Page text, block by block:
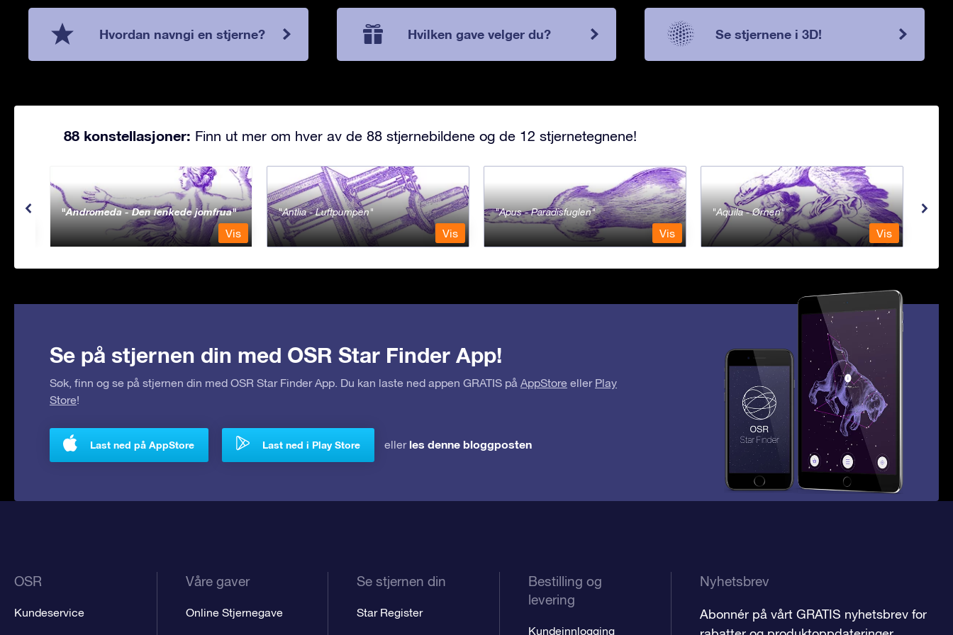
Hvordan navngi en stjerne? Hvilken gave velger du? Se stjernene i 3D!
88 konstellasjoner: Finn ut mer om hver av de 88 stjernebildene og de 12 stjernetegnene!
Andromeda - Den lenkede jomfrua
Vis
Antlia - Luftpumpen
Vis
Apus - Paradisfuglen
Vis
Aquila - Ørnen
Vis
Se på stjernen din med OSR Star Finder App!
Søk, finn og se på stjernen din med OSR Star Finder App. Du kan laste ned appen GRATIS på AppStore eller Play
Store!
Last ned på AppStore Last ned i Play Store eller les denne bloggposten
OSR
Kundeservice
Våre gaver
Online Stjernegave
Se stjernen din
Star Register
Bestilling og
levering
Kundeinnlogging
Nyhetsbrev
Abonnér på vårt GRATIS nyhetsbrev for